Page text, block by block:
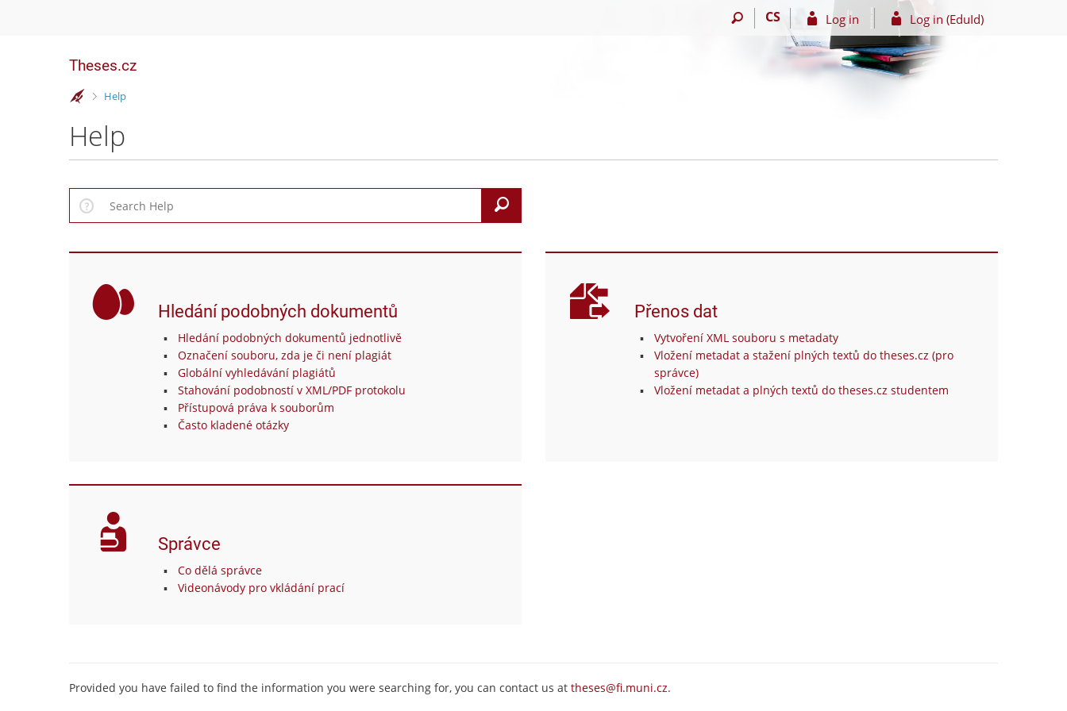
CS Log in Log in (EduId)
Theses.cz
>Help
Help
Hledání podobných dokumentů
Hledání podobných dokumentů jednotlivě
Označení souboru, zda je či není plagiát
Globální vyhledávání plagiátů
Stahování podobností v XML/PDF protokolu
Přístupová práva k souborům
Často kladené otázky
Přenos dat
Vytvoření XML souboru s metadaty
Vložení metadat a stažení plných textů do theses.cz (pro
správce)
Vložení metadat a plných textů do theses.cz studentem
Správce
Co dělá správce
Videonávody pro vkládání prací
Provided you have failed to find the information you were searching for, you can contact us at theses@fi.muni.cz.